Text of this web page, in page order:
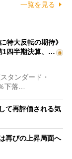
一覧を見る
特大反転の期待》
1四半期決算、…
タンダード・
下落…
て再評価される気
再びの上昇局面へ